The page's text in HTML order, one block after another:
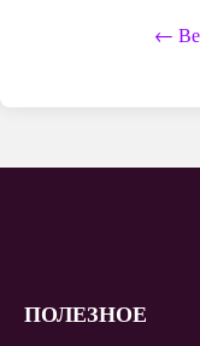
←
ПОЛЕЗНОЕ